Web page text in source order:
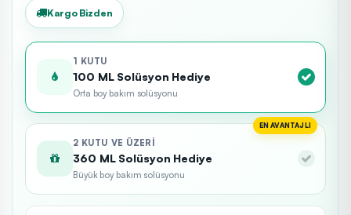
Kargo Bizden
1 KUTU
100 ML Solüsyon Hediye
Orta boy bakım solüsyonu
EN AVANTAJLI
2 KUTU VE ÜZERI
360 ML Solüsyon Hediye
Büyük boy bakım solüsyonu